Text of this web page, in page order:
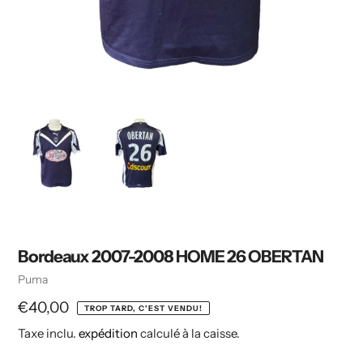
Bordeaux 2007-2008 HOME 26 OBERTAN
Vendeuse
Puma
Prix
€40,00 TROP TARD, C'EST VENDU!
Taxe inclu. expédition calculé à la caisse.